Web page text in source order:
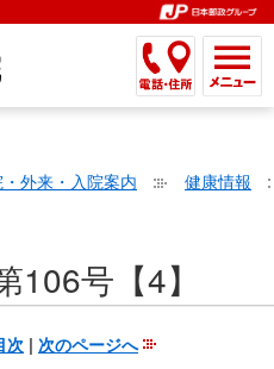
外来・入院案内 健康情報
号【4】
次 | 次のページへ